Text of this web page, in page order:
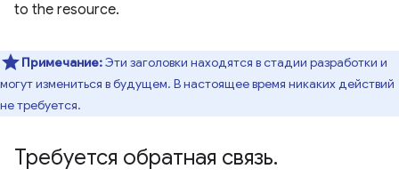
to the resource.
Примечание:Эти заголовки находятся в стадии разработки и
могут измениться в будущем. В настоящее время никаких действий
не требуется.
Требуется обратная связь.